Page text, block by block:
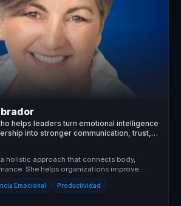
helps leaders turn emotional intelligence
into stronger communication, trust,
holistic approach that connects body,
She helps organizations improve
Emocional Productividad